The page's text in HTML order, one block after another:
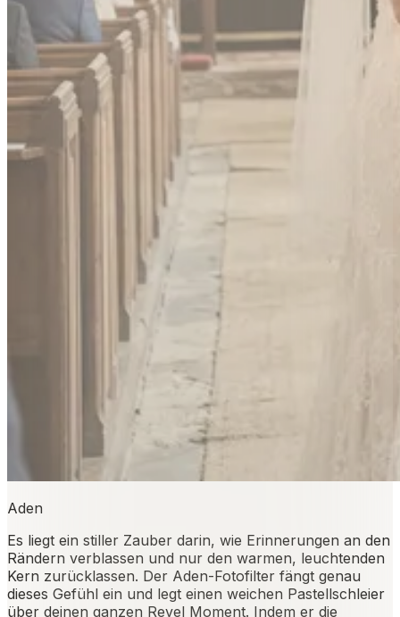
Aden
Es liegt ein stiller Zauber darin, wie Erinnerungen an den
Rändern verblassen und nur den warmen, leuchtenden
Kern zurücklassen. Der Aden-Fotofilter fängt genau
dieses Gefühl ein und legt einen weichen Pastellschleier
über deinen ganzen Revel Moment. Indem er die